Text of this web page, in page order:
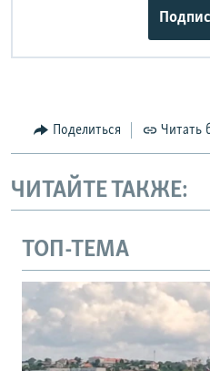
Поделиться Читать
ЧИТАЙТЕ ТАКЖЕ:
ТОП-ТЕМА